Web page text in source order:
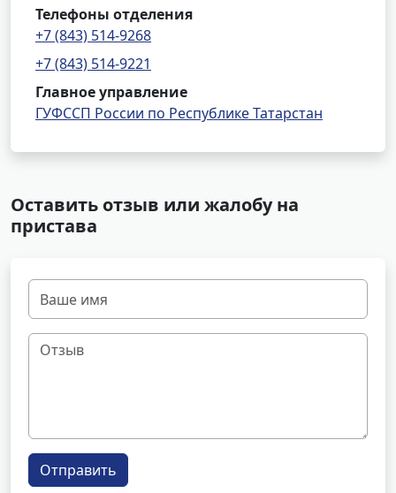
Телефоны отделения
+7 (843) 514-9268
+7 (843) 514-9221
Главное управление
ГУФССП России по Республике Татарстан
Оставить отзыв или жалобу на
пристава
Отправить